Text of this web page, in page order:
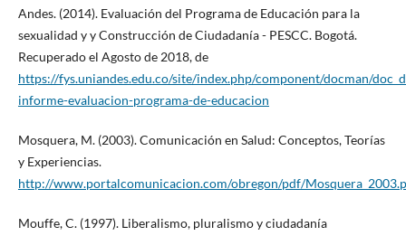
Andes. (2014). Evaluación del Programa de Educación para la
sexualidad y y Construcción de Ciudadanía - PESCC. Bogotá.
Recuperado el Agosto de 2018, de
https://fys.uniandes.edu.co/site/index.php/component/docman/
informe-evaluacion-programa-de-educacion
Mosquera, M. (2003). Comunicación en Salud: Conceptos, Teorías
y Experiencias.
http://www.portalcomunicacion.com/obregon/pdf/
Mouffe, C. (1997). Liberalismo, pluralismo y ciudadanía